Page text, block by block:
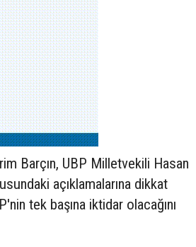
Barçın, UBP Milletvekili Hasan
açıklamalarına dikkat
tek başına iktidar olacağını